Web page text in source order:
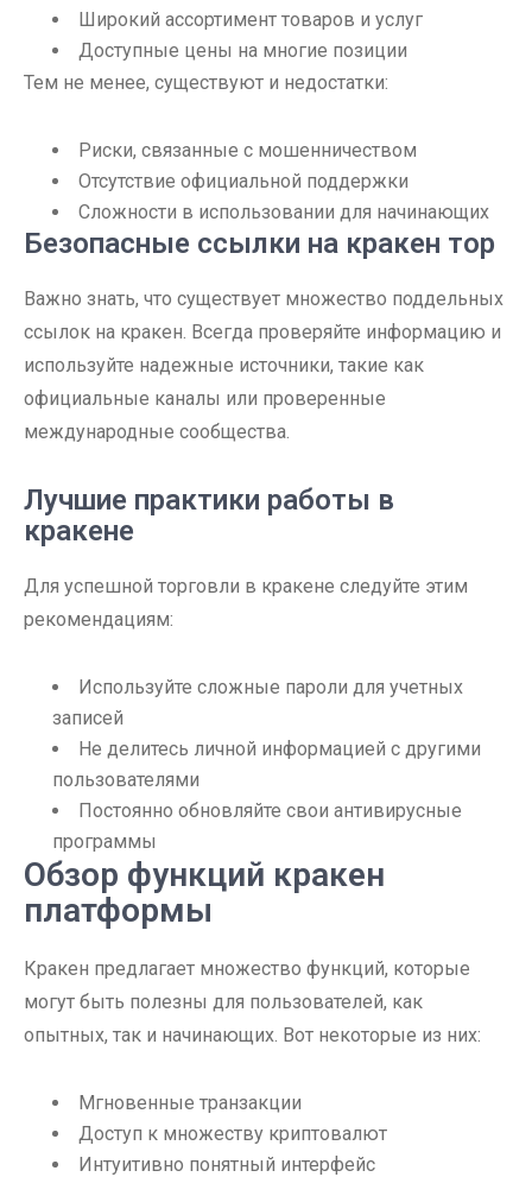
Широкий ассортимент товаров и услуг
Доступные цены на многие позиции
Тем не менее, существуют и недостатки:
Риски, связанные с мошенничеством
Отсутствие официальной поддержки
Сложности в использовании для начинающих
Безопасные ссылки на кракен тор
Важно знать, что существует множество поддельных
ссылок на кракен. Всегда проверяйте информацию и
используйте надежные источники, такие как
официальные каналы или проверенные
международные сообщества.
Лучшие практики работы в
кракене
Для успешной торговли в кракене следуйте этим
рекомендациям:
Используйте сложные пароли для учетных
записей
Не делитесь личной информацией с другими
пользователями
Постоянно обновляйте свои антивирусные
программы
Обзор функций кракен
платформы
Кракен предлагает множество функций, которые
могут быть полезны для пользователей, как
опытных, так и начинающих. Вот некоторые из них:
Мгновенные транзакции
Доступ к множеству криптовалют
Интуитивно понятный интерфейс